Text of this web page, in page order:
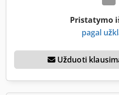
Pristatymo
pagal
Užduoti